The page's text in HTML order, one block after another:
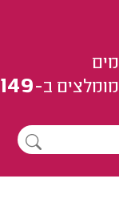
מומלצים ב-149